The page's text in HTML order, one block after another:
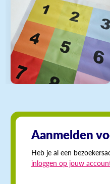
Aanmelden
Heb je al een
inloggen op jouw